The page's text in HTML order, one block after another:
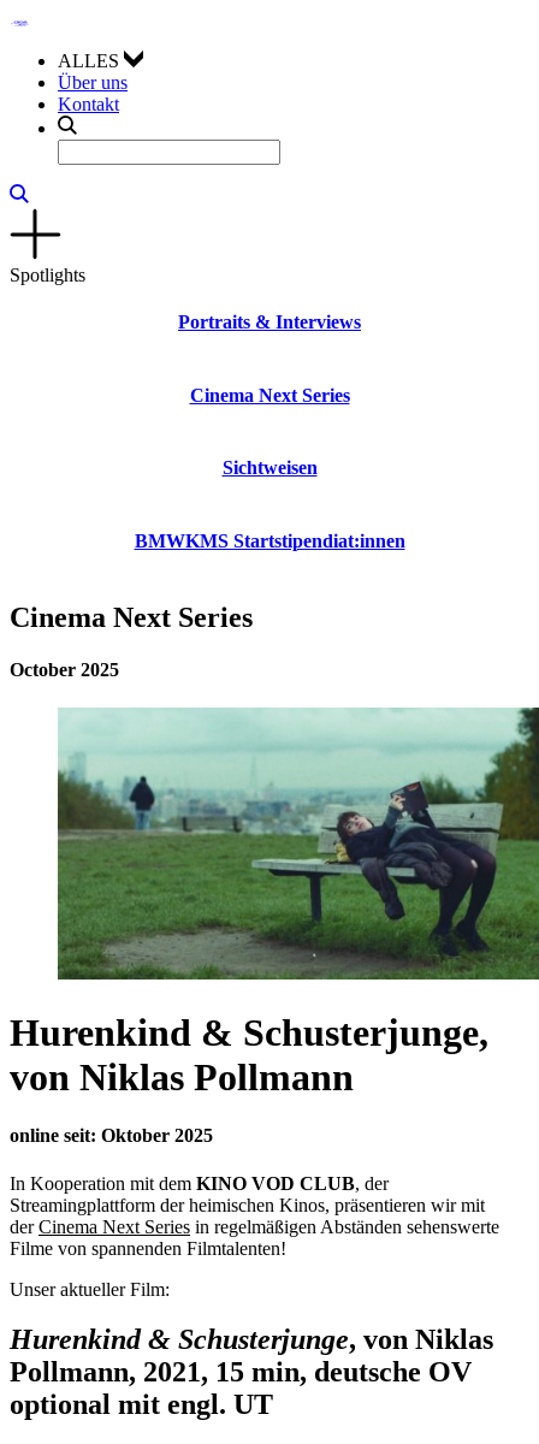
ALLES
Über uns
Kontakt
Spotlights
Portraits & Interviews
Cinema Next Series
Sichtweisen
BMWKMS Startstipendiat:innen
Cinema Next Series
October 2025
Hurenkind & Schusterjunge,
von Niklas Pollmann
online seit: Oktober 2025
In Kooperation mit dem KINO VOD CLUB, der
Streamingplattform der heimischen Kinos, präsentieren wir mit
derCinema Next Series in regelmäßigen Abständen sehenswerte
Filme von spannenden Filmtalenten!
Unser aktueller Film:
Hurenkind & Schusterjunge, von Niklas
Pollmann, 2021, 15 min, deutsche OV
optional mit engl. UT